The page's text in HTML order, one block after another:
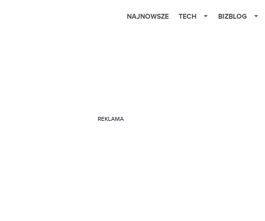
NAJNOWSZE TECH BIZBLOG
REKLAMA